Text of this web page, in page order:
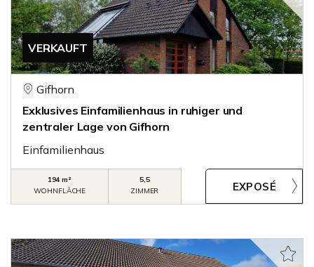
VERKAUFT
Gifhorn
Exklusives Einfamilienhaus in ruhiger und
zentraler Lage von Gifhorn
Einfamilienhaus
194 m²
WOHNFLÄCHE
5,5
ZIMMER